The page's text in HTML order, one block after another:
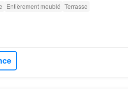
Entièrement meublé Terrasse